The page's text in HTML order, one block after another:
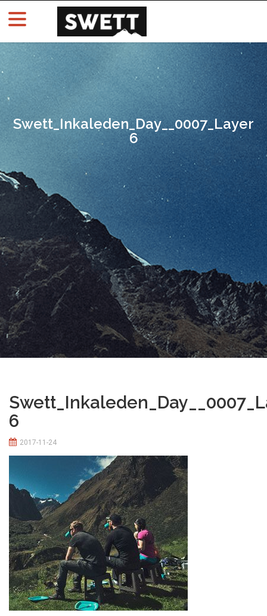
Swett_Inkaleden_Day__0007_Layer
6
6
2017-11-24